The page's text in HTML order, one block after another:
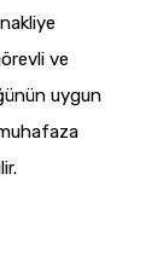
ve
uygun